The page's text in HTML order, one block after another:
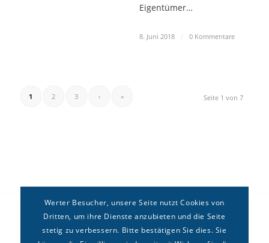
Eigentümer…
8. Juni 2018 / 0 Kommentare
Seite 1 von 7
1 2 3 › »
Werter Besucher, unsere Seite nutzt Cookies von
Dritten, um ihre Dienste anzubieten und die Seite
stetig zu verbessern. Bitte bestätigen Sie dies. Sie